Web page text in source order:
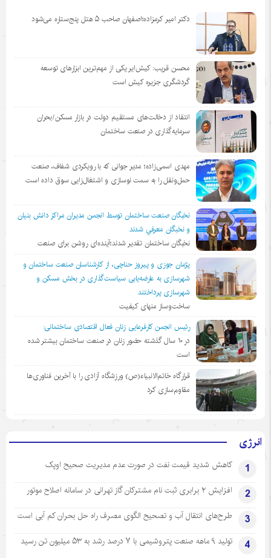
دکتر امیر کرمزاده؛اصفهان صاحب ۵ هتل پنج‌ستاره می‌شود
محسن قریب: کیش‌ایر یکی از مهم‌ترین ابزارهای توسعه
گردشگری جزیره کیش است
انتقاد از دخالت‌های مستقیم دولت در بازار مسکن/بحران
سرمایه‌گذاری در صنعت ساختمان
مهدی اسمی‌زاده؛ مدیر جوانی که با رویکردی شفاف، صنعت
حمل‌ونقل را به سمت نوسازی و اشتغال‌زایی سوق داده است
نخبگان صنعت ساختمان توسط انجمن مديران مراكز دانش بنيان
و نخبگان معرفي شدند
نخبگان ساختمان تقدیر شدند؛آینده‌ای روشن برای صنعت
پژمان جوزی و پیروز حناچی، از کارشناسان صنعت ساختمان و
شهرسازی به عارضه‌یابی سیاست‌گذاری در بخش مسکن و
شهرسازی پرداختند
ساخت‌وساز منهای کیفیت
رئیس انجمن کارفرمایی زنان فعال اقتصادی ساختمانی:
در ١٠ سال گذشته حضور زنان در صنعت ساختمان بیشتر شده
است
قرارگاه خاتم‌الانبیاء(ص) ورزشگاه آزادی را با آخرین فناوری‌ها
مقاوم‌سازی کرد
انرژی
1 کاهش شدید قیمت نفت در صورت عدم مدیریت صحیح اوپک
2 افزایش ۲ برابری ثبت نام مشترکان گاز تهرانی‌ در سامانه اصلاح موتور
3 طرح‌های انتقال آب و تصحیح الگوی مصرف راه حل بحران کم آبی است
4 تولید ۹ ماهه صنعت پتروشیمی با ۷ درصد رشد به ۵۳ میلیون تن رسید